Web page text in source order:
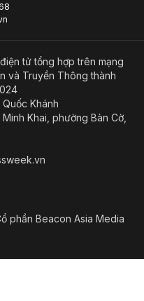
tử tổng hợp trên mạng
và Truyền Thông thành
Khánh
Khai, phường Bàn Cờ,
phần Beacon Asia Media